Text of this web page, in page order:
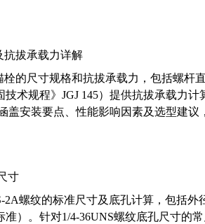
抗拔承载力详解
栓的尺寸规格和抗拔承载力，包括螺杆
技术规程》JGJ 145）提供抗拔承载力
盖安装要点、性能影响因素及选型建议
寸
2A螺纹的标准尺寸及底孔计算，包括
准）。针对1/4-36UNS螺纹底孔尺寸的